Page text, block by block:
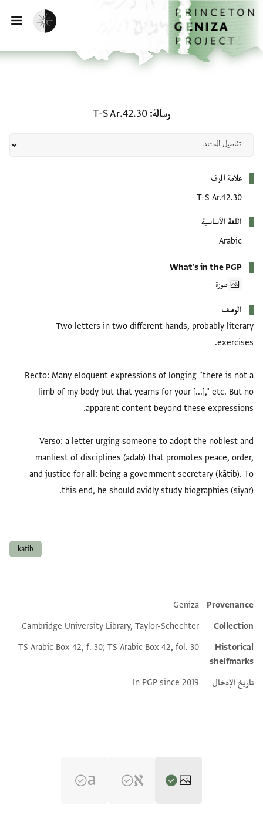
إلى المحتوى الرئيسي
الرئيسية
تفعيل الوضع المظلم
رسالة T-S Ar.42.30
علامة الرف
T-S Ar.42.30
اللغة الأساسية
Arabic
What's in the PGP
صورة
الوصف
Two letters in two different hands, probably literary
Recto: Many eloquent expressions of longing "there is not a
limb of my body but that yearns for your [...]," etc. But no
Verso: a letter urging someone to adopt the noblest and
manliest of disciplines (adāb) that promotes peace, order,
and justice for all: being a government secretary (kātib). To
this end, he should avidly study biographies (siyar).
katib
Additional metadata
Provenance
Geniza
Collection
Cambridge University Library, Taylor-Schechter
Historical
shelfmarks
TS Arabic Box 42, f. 30; TS Arabic Box 42, fol. 30
تاريخ الإدخال In PGP since 2019